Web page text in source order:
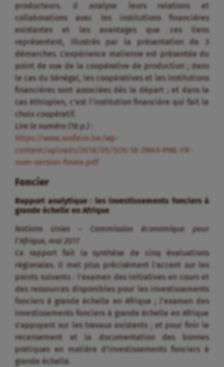
producteurs. Il analyse leurs relations et
collaborations avec les institutions financières
existantes et les avantages que ces liens
représentent, illustrés par la présentation de 3
démarches. L’expérience malienne est présentée du
point de vue de la coopérative de production ; dans
le cas du Sénégal, les coopératives et les institutions
financières sont associées dès le départ ; et dans le
cas éthiopien, c’est l’institution financière qui fait le
choix coopératif.
Lire le numéro (16 p.) :
https://www.sosfaim.be/wp-
content/uploads/2018/05/SOS-18-ZM49-PME-FR-
num-version-finale.pdf
Foncier
Rapport analytique : les investissements fonciers à
grande échelle en Afrique
Nations Unies – Commission économique pour
l’Afrique, mai 2017
Ce rapport fait la synthèse de cinq évaluations
régionales. Il met plus précisément l’accent sur les
points suivants : l’examen des initiatives en cours et
des ressources disponibles pour les investissements
fonciers à grande échelle en Afrique ; l’examen des
investissements fonciers à grande échelle en Afrique
s’appuyant sur les travaux existants ; et pour finir le
recensement et la documentation des bonnes
pratiques en matière d’investissements fonciers à
grande échelle.